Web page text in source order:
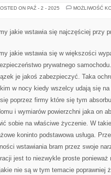
ON PAŹ - 2 - 2025
MOŻLIWOŚĆ
jakie wstawia się najczęściej przy
jakie wstawia się w większości
prywatnego
je jakoś zabezpieczyć. Taka
w nocy kiedy wszelcy udają się
poprzez firmy które się tym
i wymiarów powierzchni jaka on
sobie na właściwe życzenie. W
koninto podstawowa usługa.
wstawiania bram przez swoje
jest to niezwykle proste
nie są w tym temacie poprawniej